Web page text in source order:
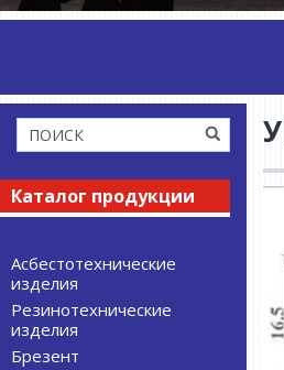
Каталог продукции
Асбестотехнические
изделия
Резинотехнические
изделия
Брезент